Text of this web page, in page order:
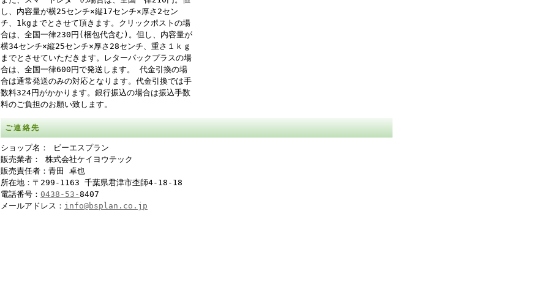
し、内容量が横25センチ×縦17センチ×厚さ2セン
チ、1kgまでとさせて頂きます。クリックポストの場
合は、全国一律230円(梱包代含む)。但し、内容量が
横34センチ×縦25センチ×厚さ28センチ、重さ１ｋｇ
までとさせていただきます。レターパックプラスの場
合は、全国一律600円で発送します。 代金引換の場
合は通常発送のみの対応となります。代金引換では手
数料324円がかかります。銀行振込の場合は振込手数
料のご負担のお願い致します。
ご連絡先
ショップ名： ビーエスプラン
販売業者： 株式会社ケイヨウテック
販売責任者：青田 卓也
所在地：〒299-1163 千葉県君津市杢師4-18-18
電話番号： 0438-53-8407
メールアドレス： info@bsplan.co.jp